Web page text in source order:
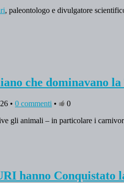
, paleontologo e divulgatore
che dominavano
• 0 commenti •
0
gli animali – in particolare i
hanno Conquistato